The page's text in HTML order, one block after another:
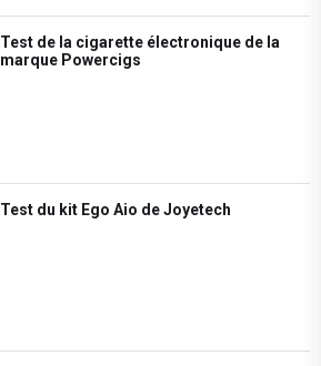
Test de la cigarette électronique de la
marque Powercigs
Test du kit Ego Aio de Joyetech